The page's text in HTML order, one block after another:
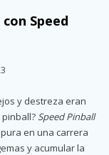
Speed
y destreza eran
Speed Pinball
en una carrera
y acumular la